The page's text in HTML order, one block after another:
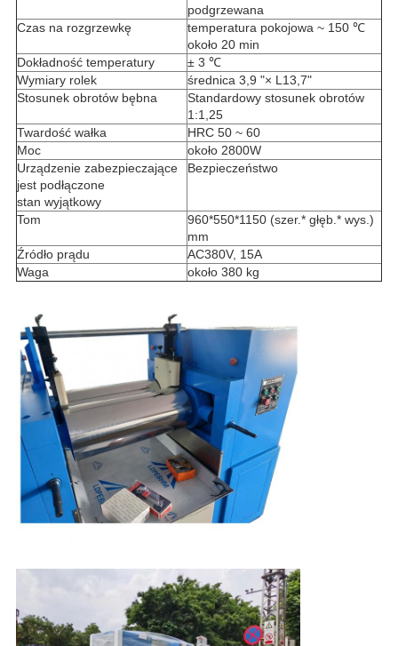
podgrzewana
Czas na rozgrzewkę
temperatura pokojowa ~ 150 ℃
około 20 min
Dokładność temperatury
± 3 ℃
Wymiary rolek
średnica 3,9 "× L13,7"
Stosunek obrotów bębna
Standardowy stosunek obrotów
1:1,25
Twardość wałka
HRC 50 ~ 60
Moc
około 2800W
Urządzenie zabezpieczające
jest podłączone
stan wyjątkowy
Bezpieczeństwo
Tom
960*550*1150 (szer.* głęb.* wys.)
mm
Źródło prądu
AC380V, 15A
Waga
około 380 kg